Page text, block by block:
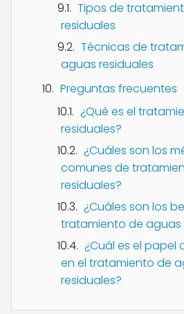
Tipos de
residuales
Técnicas de
aguas residuales
Preguntas frecuentes
¿Qué es el
residuales?
¿Cuáles son los
comunes de
residuales?
¿Cuáles son los
tratamiento de aguas
¿Cuál es el papel
en el tratamiento de
residuales?